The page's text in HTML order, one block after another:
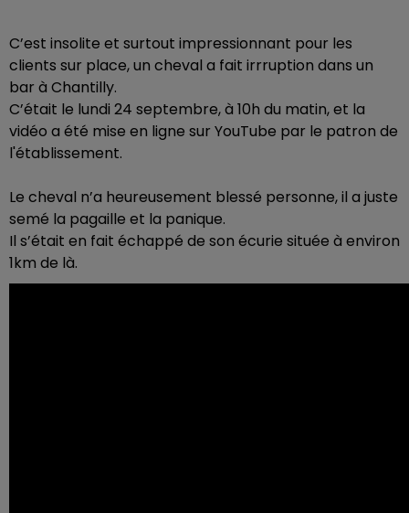
C’est insolite et surtout impressionnant pour les
clients sur place, un cheval a fait irrruption dans un
bar à Chantilly.
C’était le lundi 24 septembre, à 10h du matin, et la
vidéo a été mise en ligne sur YouTube par le patron de
l'établissement.
Le cheval n’a heureusement blessé personne, il a juste
semé la pagaille et la panique.
Il s’était en fait échappé de son écurie située à environ
1km de là.